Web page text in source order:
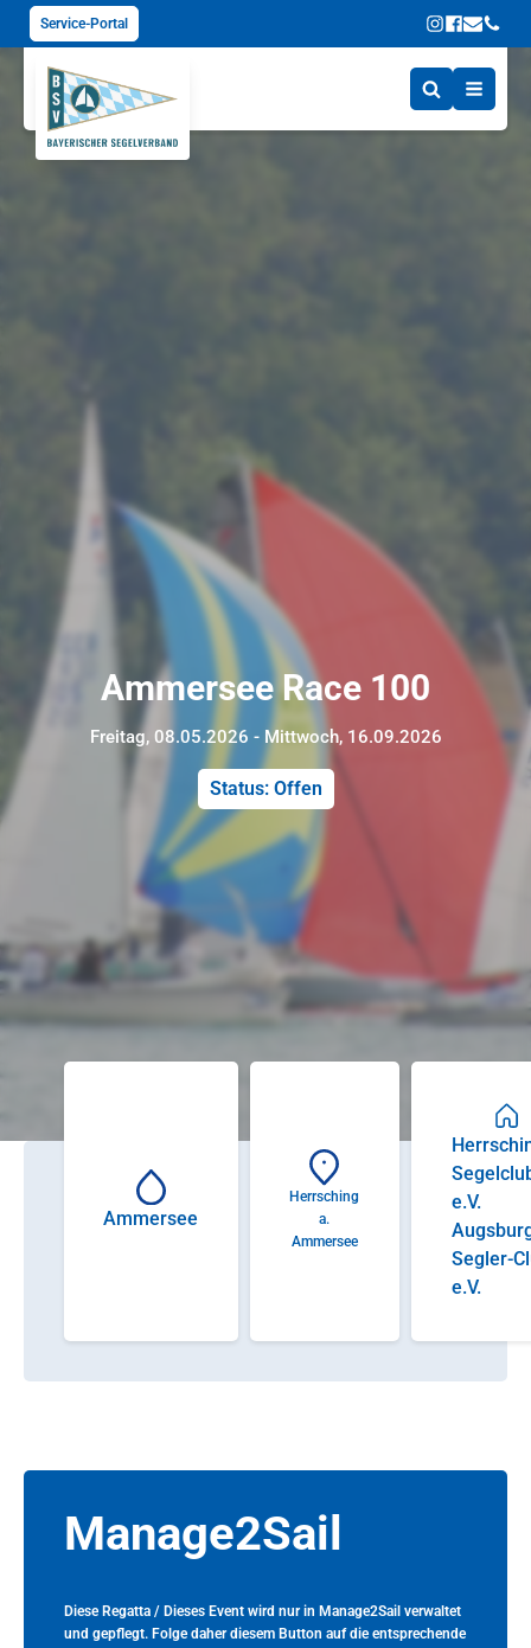
Service-Portal
Ammersee Race 100
Freitag, 08.05.2026 - Mittwoch, 16.09.2026
Status: Offen
Ammersee
Herrsching
a.
Ammersee
e.V.
Segler-
e.V.
Manage2Sail
Diese Regatta / Dieses Event wird nur in Manage2Sail verwaltet
und gepflegt. Folge daher diesem Button auf die entsprechende